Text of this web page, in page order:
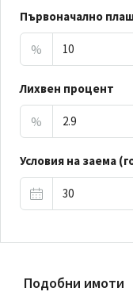
Първоначално
%
Лихвен процент
%
Условия на заема
Подобни имоти